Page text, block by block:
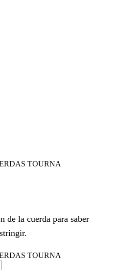
TOURNA
de la cuerda para saber
TOURNA